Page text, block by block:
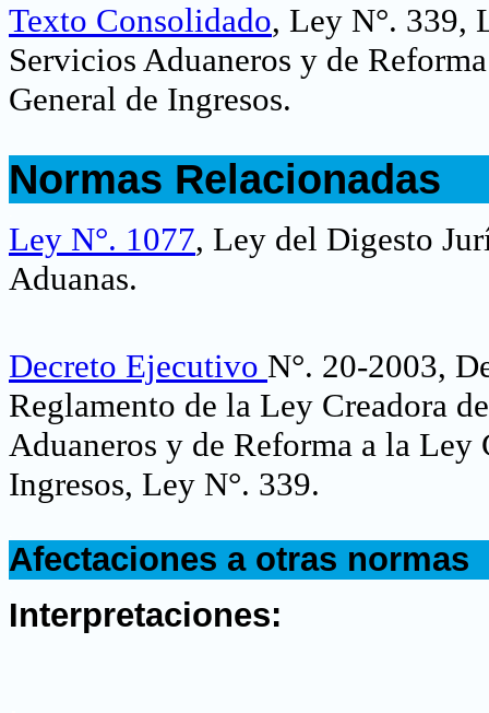
Texto Consolidado, Ley N°. 339,
Servicios Aduaneros y de
General de Ingresos.
Normas Relacionadas
Ley N°. 1077, Ley del Digesto
Aduanas.
Decreto Ejecutivo N°. 20-2003,
Reglamento de la Ley Creadora
Aduaneros y de Reforma a la Ley
Ingresos, Ley N°. 339.
Afectaciones a otras normas
Interpretaciones: